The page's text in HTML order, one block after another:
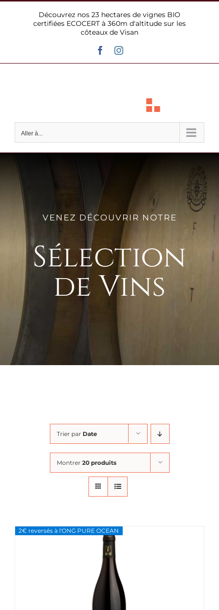
Découvrez nos 23 hectares de vignes BIO
certifiées ECOCERT à 360m d'altitude sur les
côteaux de Visan
FacebookInstagram
Aller à...
VENEZ DÉCOUVRIR NOTRE
Sélection
de Vins
Trier par Date
Montrer 20 produits
2€ reversés à l'ONG PURE OCEAN